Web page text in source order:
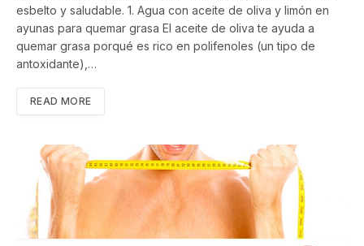
esbelto y saludable. 1. Agua con aceite de oliva y limón en
ayunas para quemar grasa El aceite de oliva te ayuda a
quemar grasa porqué es rico en polifenoles (un tipo de
antoxidante),…
READ MORE